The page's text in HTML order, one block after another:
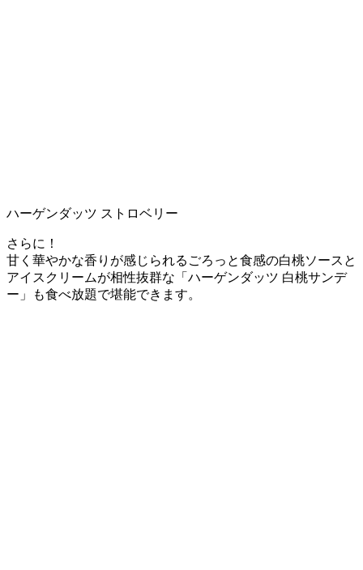
ハーゲンダッツ ストロベリー
さらに！
甘く華やかな香りが感じられるごろっと食感の白桃ソースと
アイスクリームが相性抜群な「ハーゲンダッツ 白桃サンデ
ー」も食べ放題で堪能できます。